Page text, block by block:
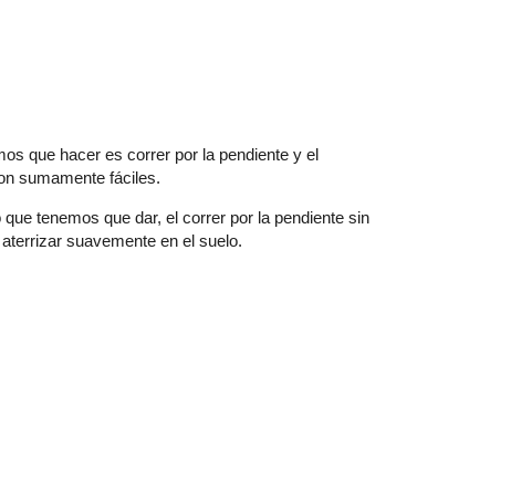
que hacer es correr por la pendiente y el
sumamente fáciles.
tenemos que dar, el correr por la pendiente sin
suavemente en el suelo.